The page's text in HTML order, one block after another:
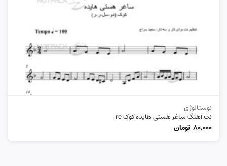
نوستالوژی
نت آهنگ ساغر هستی هایده کوک re
80,000 تومان